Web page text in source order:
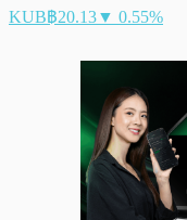
KUB฿20.13▼ 0.55%